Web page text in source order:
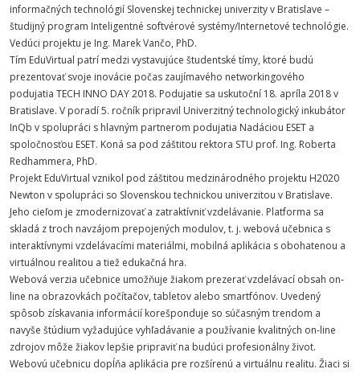
informačných technológií Slovenskej technickej univerzity v Bratislave –
študijný program Inteligentné softvérové systémy/Internetové technológie.
Vedúci projektu je Ing. Marek Vančo, PhD.
Tím EduVirtual patrí medzi vystavujúce študentské tímy, ktoré budú
prezentovať svoje inovácie počas zaujímavého networkingového
podujatia TECH INNO DAY 2018. Podujatie sa uskutoční 18. apríla 2018 v
Bratislave. V poradí 5. ročník pripravil Univerzitný technologický inkubátor
InQb v spolupráci s hlavným partnerom podujatia Nadáciou ESET a
spoločnosťou ESET. Koná sa pod záštitou rektora STU prof. Ing. Roberta
Redhammera, PhD.
Projekt EduVirtual vznikol pod záštitou medzinárodného projektu H2020
Newton v spolupráci so Slovenskou technickou univerzitou v Bratislave.
Jeho cieľom je zmodernizovať a zatraktívniť vzdelávanie. Platforma sa
skladá z troch navzájom prepojených modulov, t. j. webová učebnica s
interaktívnymi vzdelávacími materiálmi, mobilná aplikácia s obohatenou a
virtuálnou realitou a tiež edukačná hra.
Webová verzia učebnice umožňuje žiakom prezerať vzdelávací obsah on-
line na obrazovkách počítačov, tabletov alebo smartfónov. Uvedený
spôsob získavania informácií korešponduje so súčasným trendom a
navyše štúdium vyžadujúce vyhľadávanie a používanie kvalitných on-line
zdrojov môže žiakov lepšie pripraviť na budúci profesionálny život.
Webovú učebnicu dopĺňa aplikácia pre rozšírenú a virtuálnu realitu. Žiaci si